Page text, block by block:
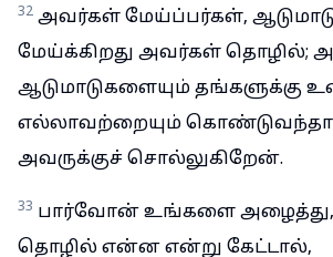
32 அவர்கள் மேய்ப்பர்கள்,
மேய்க்கிறது அவர்கள் தொழில்;
ஆடுமாடுகளையும் தங்களுக்கு
எல்லாவற்றையும்
அவருக்குச் சொல்லுகிறேன்.
33 பார்வோன் உங்களை
தொழில் என்ன என்று கேட்டால்,